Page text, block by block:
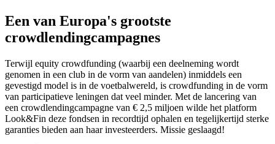
Een van Europa's grootste
crowdlendingcampagnes
Terwijl equity crowdfunding (waarbij een deelneming wordt
genomen in een club in de vorm van aandelen) inmiddels een
gevestigd model is in de voetbalwereld, is crowdfunding in de vorm
van participatieve leningen dat veel minder. Met de lancering van
een crowdlendingcampagne van € 2,5 miljoen wilde het platform
Look&Fin deze fondsen in recordtijd ophalen en tegelijkertijd sterke
garanties bieden aan haar investeerders. Missie geslaagd!